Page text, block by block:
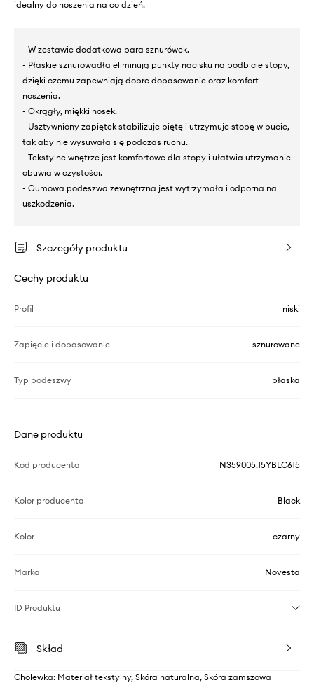
idealny do noszenia na co dzień.
- W zestawie dodatkowa para sznurówek.
- Płaskie sznurowadła eliminują punkty nacisku na podbicie stopy,
dzięki czemu zapewniają dobre dopasowanie oraz komfort
noszenia.
- Okrągły, miękki nosek.
- Usztywniony zapiętek stabilizuje piętę i utrzymuje stopę w bucie,
tak aby nie wysuwała się podczas ruchu.
- Tekstylne wnętrze jest komfortowe dla stopy i ułatwia utrzymanie
obuwia w czystości.
- Gumowa podeszwa zewnętrzna jest wytrzymała i odporna na
uszkodzenia.
Szczegóły produktu
Cechy produktu
Profil niski
Zapięcie i dopasowanie sznurowane
Typ podeszwy płaska
Dane produktu
Kod producenta N359005.15YBLC615
Kolor producenta Black
Kolor czarny
Marka Novesta
ID Produktu
Skład
Cholewka: Materiał tekstylny, Skóra naturalna, Skóra zamszowa